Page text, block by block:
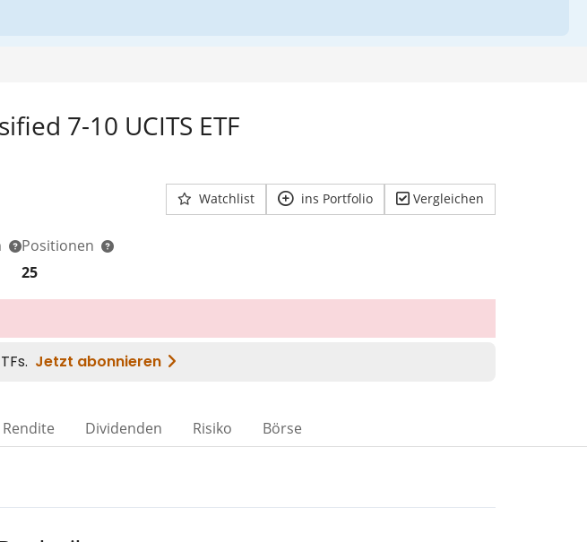
7-10 UCITS ETF
Watchlist ins Portfolio Vergleichen
Positionen
25
Rendite Dividenden Risiko Börse